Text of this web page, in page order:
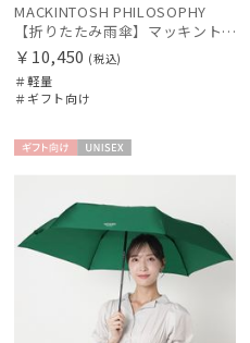
その他
在庫表示
販売状況
MACKINTOSH PHILOSOPHY
【折りたたみ雨傘】マッキントッシュ フィロソフィー（MACKINTOSH PHILOSOPHY）バーブレラ ランニングテリア
￥10,450 (税込)
＃軽量
＃ギフト向け